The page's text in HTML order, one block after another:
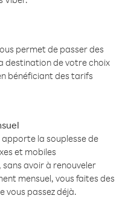
permet de passer des
destination de votre choix
bénéficiant des tarifs
apporte la souplesse de
et mobiles
avoir à renouveler
mensuel, vous faites des
vous passez déjà.